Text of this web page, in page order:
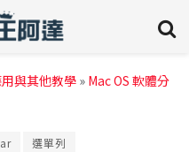
與其他教學 » Mac OS 軟體分
選單列